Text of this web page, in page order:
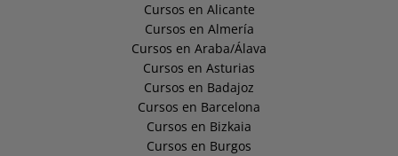
Cursos en Alicante
Cursos en Almería
Cursos en Araba/Álava
Cursos en Asturias
Cursos en Badajoz
Cursos en Barcelona
Cursos en Bizkaia
Cursos en Burgos